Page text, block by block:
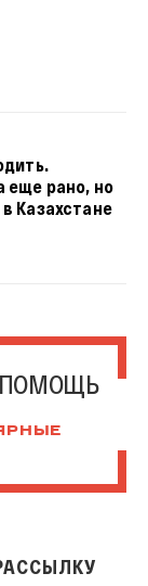
еще рано, но
Казахстане